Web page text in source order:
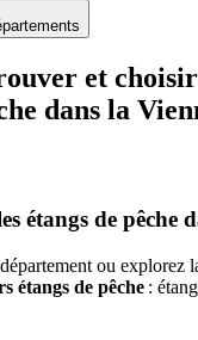
et
dans la
étangs de pêche
ou explorez
étangs de pêche :